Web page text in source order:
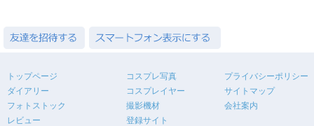
トップページ
ダイアリー
フォトストック
レビュー
コスプレ写真
コスプレイヤー
撮影機材
登録サイト
プライバシーポリシー
サイトマップ
会社案内